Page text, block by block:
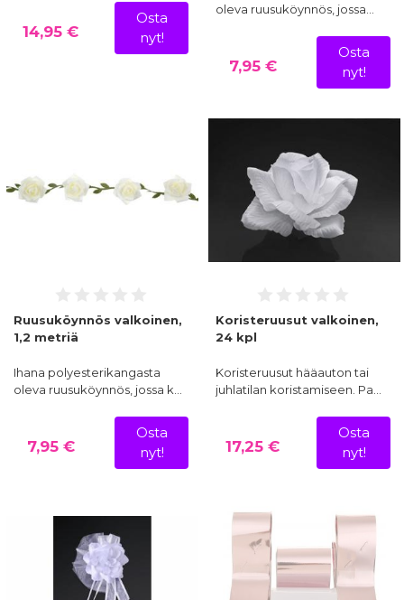
14,95 €
Osta
nyt!
oleva ruusuköynnös, jossa…
7,95 €
Osta
nyt!
Ruusuköynnös valkoinen,
1,2 metriä
Ihana polyesterikangasta
oleva ruusuköynnös, jossa k…
7,95 €
Osta
nyt!
Koristeruusut valkoinen,
24 kpl
Koristeruusut hääauton tai
juhlatilan koristamiseen. Pa…
17,25 €
Osta
nyt!